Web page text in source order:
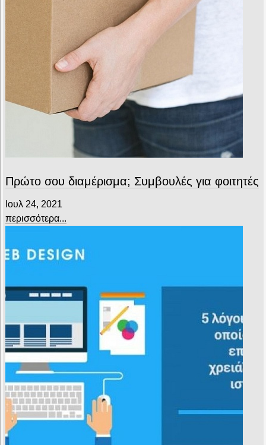
Πρώτο σου διαμέρισμα; Συμβουλές για φοιτητές
Ιουλ 24, 2021
περισσότερα...